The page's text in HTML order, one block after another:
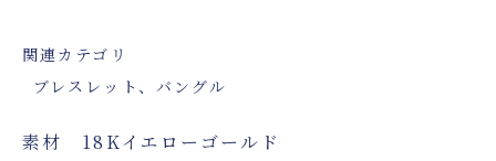
関連カテゴリ
ブレスレット、バングル
素材 18Kイエローゴールド